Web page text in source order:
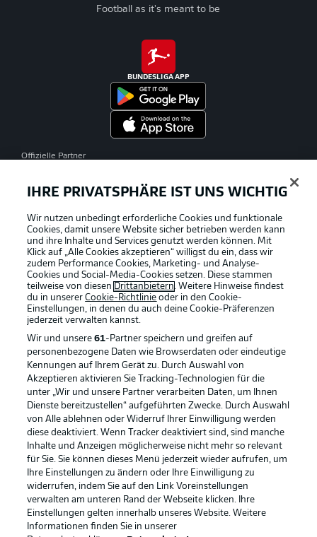
Football as it's meant to be
BUNDESLIGA APP
Offizielle Partner
Rechtliche Hinweise Voreinstellungen verwalten
Datenschutz Nutzungsbedingungen
Broadcaster Kontakt
Jobs Impressum
Partner Spieler
Liveticker
IHRE PRIVATSPHÄRE IST UNS WICHTIG
Wir nutzen unbedingt erforderliche Cookies und funktionale
Cookies, damit unsere Website sicher betrieben werden kann
und ihre Inhalte und Services genutzt werden können. Mit
Klick auf „Alle Cookies akzeptieren“ willigst du ein, dass wir
zudem Performance Cookies, Marketing- und Analyse-
Cookies und Social-Media-Cookies setzen. Diese stammen
teilweise von diesen Drittanbietern. Weitere Hinweise findest
du in unsererCookie-Richtlinie oder in den Cookie-
Einstellungen, in denen du auch deine Cookie-Präferenzen
jederzeit verwalten kannst.
Wir und unsere61-Partner speichern und greifen auf
personenbezogene Daten wie Browserdaten oder eindeutige
Kennungen auf Ihrem Gerät zu. Durch Auswahl von
Akzeptieren aktivieren Sie Tracking-Technologien für die
unter „Wir und unsere Partner verarbeiten Daten, um Ihnen
Dienste bereitzustellen“ aufgeführten Zwecke. Durch Auswahl
von Alle ablehnen oder Widerruf Ihrer Einwilligung werden
diese deaktiviert. Wenn Tracker deaktiviert sind, sind manche
Inhalte und Anzeigen möglicherweise nicht mehr so relevant
für Sie. Sie können dieses Menü jederzeit wieder aufrufen, um
Ihre Einstellungen zu ändern oder Ihre Einwilligung zu
widerrufen, indem Sie auf den Link Voreinstellungen
verwalten am unteren Rand der Webseite klicken. Ihre
Einstellungen gelten innerhalb unseres Website. Weitere
Informationen finden Sie in unserer